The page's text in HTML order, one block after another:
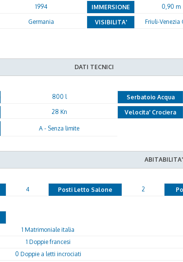
1994 IMMERSIONE 0,90 m
Germania VISIBILITA' Friuli-Venezia
DATI TECNICI
800 l Serbatoio Acqua
28 Kn Velocita' Crociera
A - Senza limite
ABITABILITA'
4 Posti Letto Salone 2
1 Matrimoniale italia
1 Doppie francesi
0 Doppie a letti incrociati